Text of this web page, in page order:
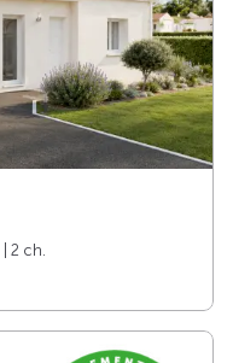
| 2 ch.